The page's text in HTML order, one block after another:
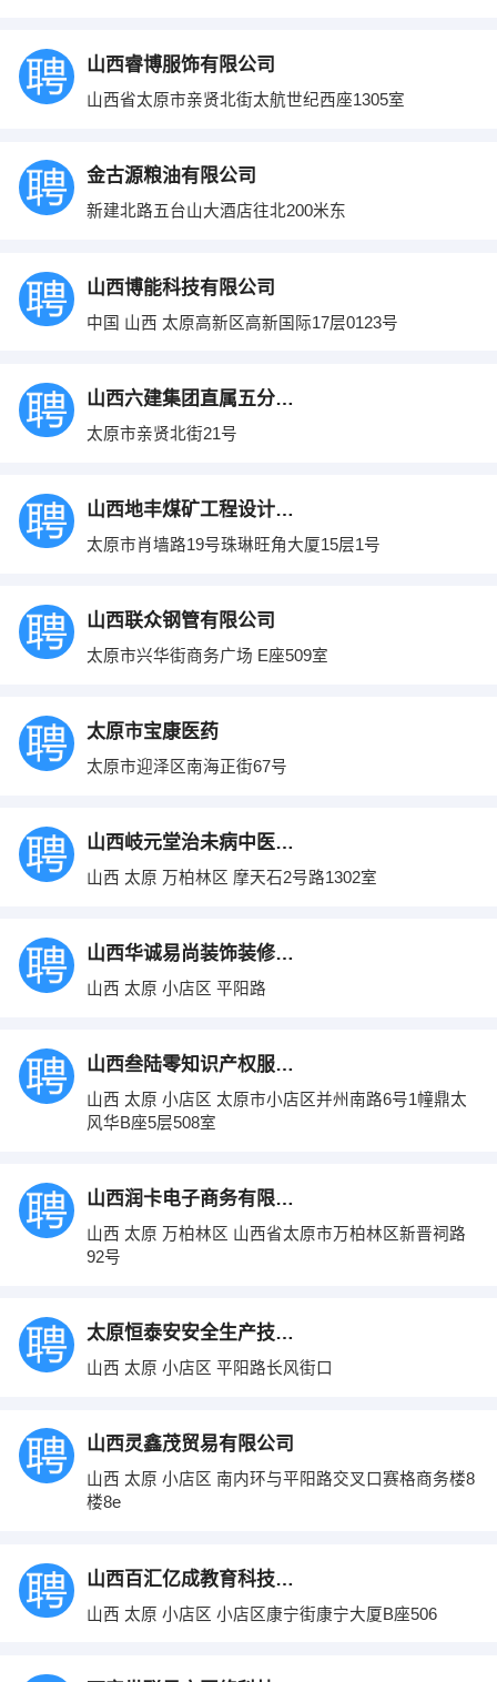
山西睿博服饰有限公司
山西省太原市亲贤北街太航世纪西座1305室
金古源粮油有限公司
新建北路五台山大酒店往北200米东
山西博能科技有限公司
中国 山西 太原高新区高新国际17层0123号
山西六建集团直属五分公司
太原市亲贤北街21号
山西地丰煤矿工程设计有限公司
太原市肖墙路19号珠琳旺角大厦15层1号
山西联众钢管有限公司
太原市兴华街商务广场 E座509室
太原市宝康医药
太原市迎泽区南海正街67号
山西岐元堂治未病中医诊所管理有限公司
山西 太原 万柏林区 摩天石2号路1302室
山西华诚易尚装饰装修工程有限公司
山西 太原 小店区 平阳路
山西叁陆零知识产权服务有限公司
山西 太原 小店区 太原市小店区并州南路6号1幢鼎太
风华B座5层508室
山西润卡电子商务有限公司
山西 太原 万柏林区 山西省太原市万柏林区新晋祠路
92号
太原恒泰安安全生产技术服务有限公司
山西 太原 小店区 平阳路长风街口
山西灵鑫茂贸易有限公司
山西 太原 小店区 南内环与平阳路交叉口赛格商务楼8
楼8e
山西百汇亿成教育科技有限公司
山西 太原 小店区 小店区康宁街康宁大厦B座506